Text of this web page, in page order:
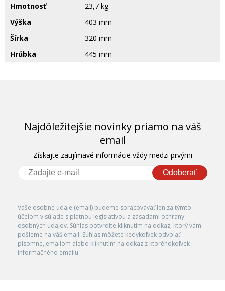
Hmotnosť
23,7 kg
Výška
403 mm
Šírka
320 mm
Hrúbka
445 mm
Najdôležitejšie novinky priamo na váš
email
Získajte zaujímavé informácie vždy medzi prvými
Odoberať
Vaše osobné údaje (email) budeme spracovávať len za týmto
účelom v súlade s platnou legislatívou a zásadami ochrany
osobných údajov. Súhlas potvrdíte kliknutím na odkaz, ktorý vám
pošleme na váš email. Súhlas môžete kedykoľvek odvolať
písomne, emailom alebo kliknutím na odkaz z ktoréhokoľvek
informačného emailu.